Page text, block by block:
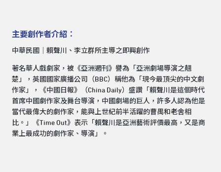
主要創作者介紹 ：
中華民國│賴聲川、李立群所主導之即興創作
著名華人戲劇家，被《亞洲週刊》譽為「亞洲劇場導演之翹
楚」，英國國家廣播公司（BBC）稱他為「現今最頂尖的中文劇
作家」，《中國日報》（China Daily）盛讚「賴聲川是這個時代
首席中國劇作家及舞台導演，中國劇場的巨人，許多人認為他是
當代最偉大的劇作家，能與上世紀前半活躍的曹禺和老舍相
比。」《Time Out》表示「賴聲川是亞洲藝術評價最高，又是商
業上最成功的劇作家、導演」。